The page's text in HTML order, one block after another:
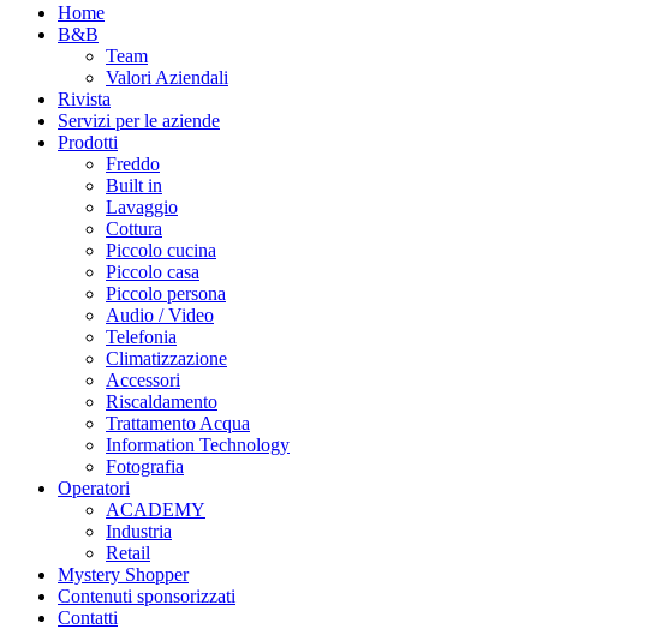
Home
B&B
Team
Valori Aziendali
Rivista
Servizi per le aziende
Prodotti
Freddo
Built in
Lavaggio
Cottura
Piccolo cucina
Piccolo casa
Piccolo persona
Audio / Video
Telefonia
Climatizzazione
Accessori
Riscaldamento
Trattamento Acqua
Information Technology
Fotografia
Operatori
ACADEMY
Industria
Retail
Mystery Shopper
Contenuti sponsorizzati
Contatti